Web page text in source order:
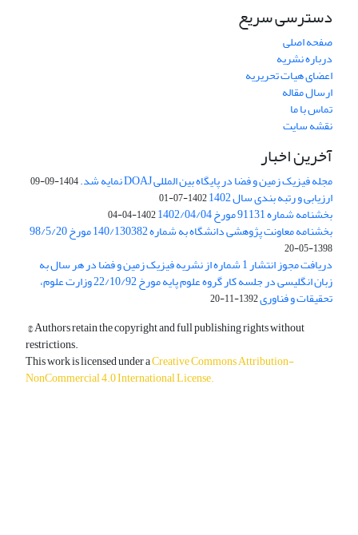
دسترسی سریع
صفحه اصلی
درباره نشریه
اعضای هیات تحریریه
ارسال مقاله
تماس با ما
نقشه سایت
آخرین اخبار
مجله فیزیک زمین و فضا در پایگاه بین المللی DOAJ نمایه شد. 1404-09-09
ارزیابی و رتبه بندی سال 1402 1402-07-01
بخشنامه شماره 91131 مورخ 1402/04/04 1402-04-04
بخشنامه معاونت پژوهشی دانشگاه به شماره 140/130382 مورخ 98/5/20
1398-05-20
دریافت مجوز انتشار 1 شماره از نشریه فیزیک زمین و فضا در هر سال به
زبان انگلیسی در جلسه کار گروه علوم پایه مورخ 22/10/92 وزارت علوم،
تحقیقات و فناوری1392-11-20
© Authors retain the copyright and full publishing rights without
restrictions.
This work is licensed under aCreative Commons Attribution-
NonCommercial 4.0 International License.